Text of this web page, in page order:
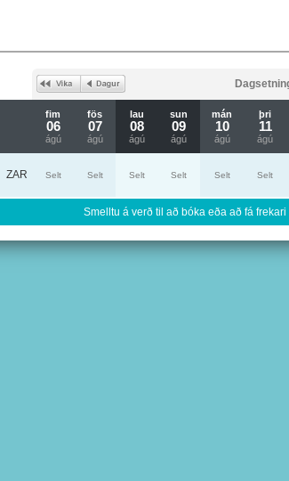
fim
06
ágú
fös
07
ágú
lau
08
ágú
sun
09
ágú
mán
10
ágú
þri
11
ágú
ZAR Selt Selt Selt Selt Selt Selt
Smelltu á verð til að bóka eða að fá